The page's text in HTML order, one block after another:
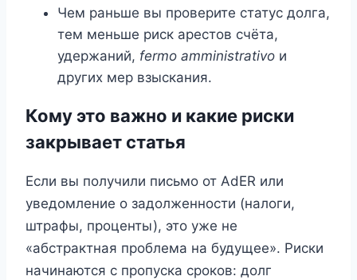
Чем раньше вы проверите статус долга,
тем меньше риск арестов счёта,
удержаний, fermo amministrativo и
других мер взыскания.
Кому это важно и какие риски
закрывает статья
Если вы получили письмо от AdER или
уведомление о задолженности (налоги,
штрафы, проценты), это уже не
«абстрактная проблема на будущее». Риски
начинаются с пропуска сроков: долг